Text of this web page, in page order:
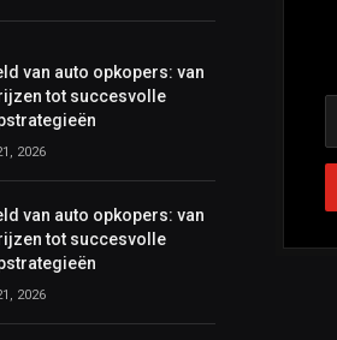
van auto opkopers: van
tot succesvolle
2026
van auto opkopers: van
tot succesvolle
2026